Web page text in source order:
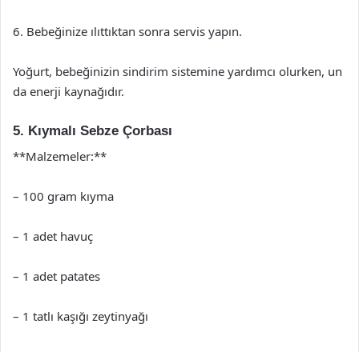
6. Bebeğinize ılıttıktan sonra servis yapın.
Yoğurt, bebeğinizin sindirim sistemine yardımcı olurken, un
da enerji kaynağıdır.
5. Kıymalı Sebze Çorbası
**Malzemeler:**
– 100 gram kıyma
– 1 adet havuç
– 1 adet patates
– 1 tatlı kaşığı zeytinyağı